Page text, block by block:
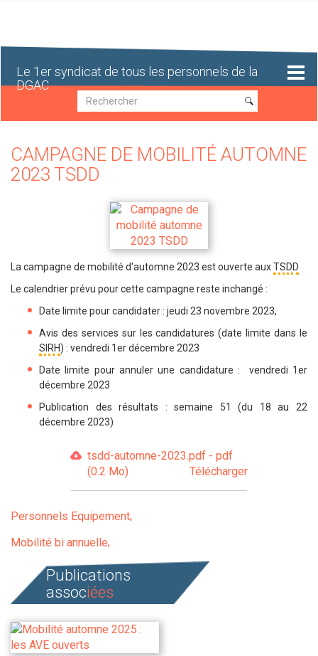
Le 1er syndicat de tous les personnels de la
DGAC
Recherche
Recherche
CAMPAGNE DE MOBILITÉ AUTOMNE
2023 TSDD
La campagne de mobilité d'automne 2023 est ouverte auxTSDD
Le calendrier prévu pour cette campagne reste inchangé :
Date limite pour candidater : jeudi 23 novembre 2023,
Avis des services sur les candidatures (date limite dans le
SIRH) : vendredi 1erdécembre 2023
Date limite pour annuler une candidature : vendredi 1er
décembre 2023
Publication des résultats :semaine 51 (du 18 au 22
décembre 2023)
tsdd-automne-2023.pdf - pdf
(0.2 Mo)
Télécharger
Personnels Equipement
Mobilité bi annuelle
Publications
associées